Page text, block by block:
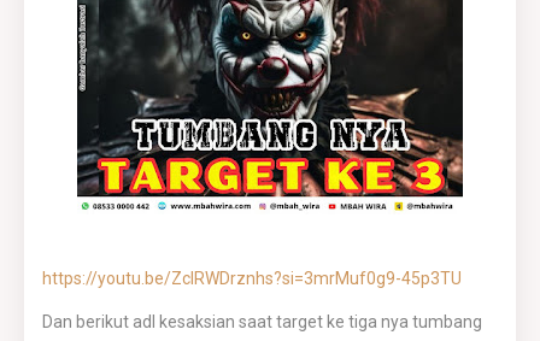
https://youtu.be/ZcIRWDrznhs?si=3mrMuf0g9-45p3TU
Dan berikut adl kesaksian saat target ke tiga nya tumbang